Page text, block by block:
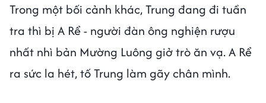
Trong một bối cảnh khác, Trung đang đi tuần
tra thì bị A Rể - người đàn ông nghiện rượu
nhất nhì bản Mường Luông giở trò ăn vạ. A Rể
ra sức la hét, tố Trung làm gãy chân mình.